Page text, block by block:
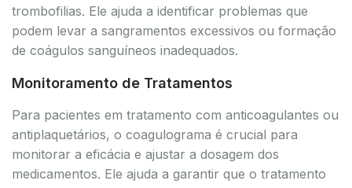
trombofilias. Ele ajuda a identificar problemas que
podem levar a sangramentos excessivos ou formação
de coágulos sanguíneos inadequados.
Monitoramento de Tratamentos
Para pacientes em tratamento com anticoagulantes ou
antiplaquetários, o coagulograma é crucial para
monitorar a eficácia e ajustar a dosagem dos
medicamentos. Ele ajuda a garantir que o tratamento